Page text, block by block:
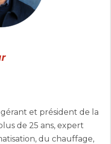
et président de la
de 25 ans, expert
du chauffage,